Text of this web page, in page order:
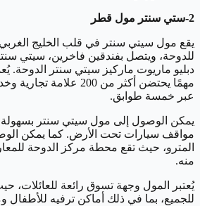
2-ستي سنتر مول قطر
يقع مول سيتي سنتر في قلب الخليج
للدوحة، ويتصل بفندقين فاخرين، سيتي
دبليو ماريوت ماركيز سيتي سنتر الدوحة.
مهمًا يحتضن أكثر من 200
عبر خمسة طوابق.
يمكن الوصول إلى مول سيتي سنتر بسهولة
مواقف سيارات تحت الأرض. كما يمكن
المترو، حيث تقع محطة مركز الدوحة
منه.
يُعتبر المول وجهة تسوق رائعة للعائلات،
للجميع، بما في ذلك أماكن ترفيه